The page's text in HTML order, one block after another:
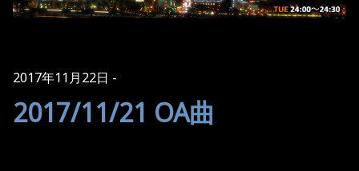
2017年11月22日
2017/11/21 OA曲